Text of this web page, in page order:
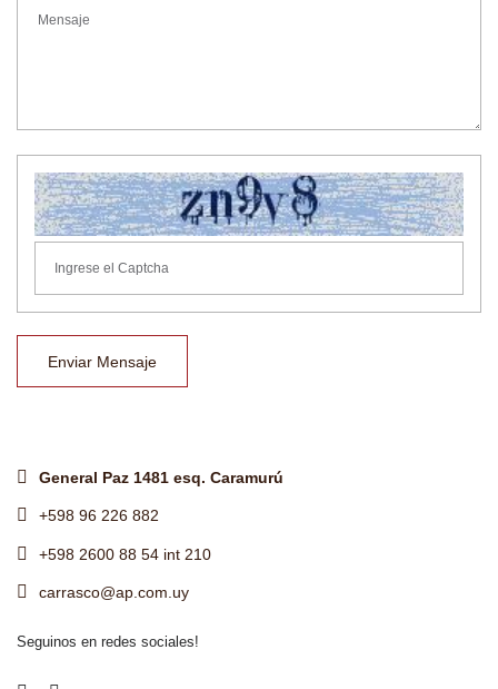
Enviar Mensaje
General Paz 1481 esq. Caramurú
+598 96 226 882
+598 2600 88 54 int 210
carrasco@ap.com.uy
Seguinos en redes sociales!